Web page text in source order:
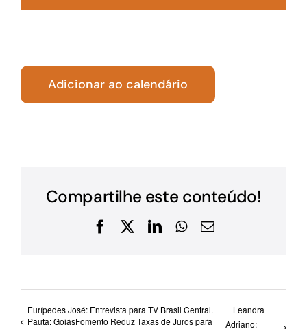
Adicionar ao calendário
Compartilhe este conteúdo!
Facebook
X LinkedInWhatsApp
E-
Eurípedes José: Entrevista para TV Brasil Central.
Pauta: GoiásFomento Reduz Taxas de Juros para
Leandra
Adriano: